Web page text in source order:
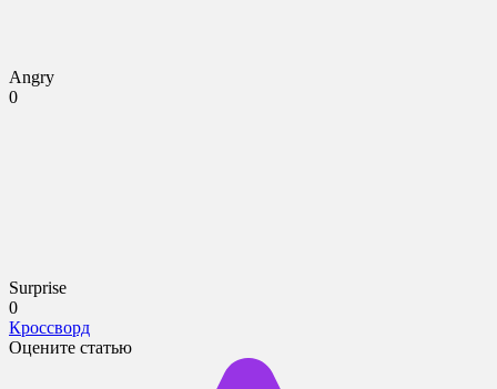
Angry
0
Surprise
0
Кроссворд
Оцените статью